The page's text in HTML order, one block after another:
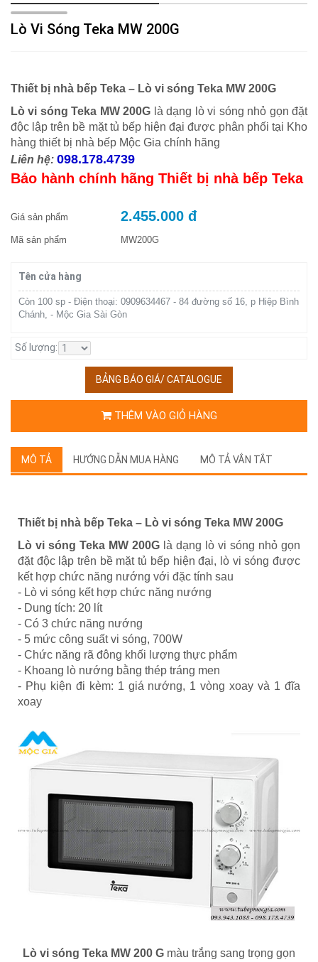
Lò Vi Sóng Teka MW 200G
Thiết bị nhà bếp Teka – Lò vi sóng Teka MW 200G
Lò vi sóng Teka MW 200G là dạng lò vi sóng nhỏ gọn đặt
độc lập trên bề mặt tủ bếp hiện đại được phân phối tại Kho
hàng thiết bị nhà bếp Mộc Gia chính hãng
Liên hệ: 098.178.4739
Bảo hành chính hãng Thiết bị nhà bếp Teka
Giá sản phẩm 2.455.000 đ
Mã sản phẩm MW200G
Tên cửa hàng
Còn 100 sp - Điện thoại: 0909634467 - 84 đường số 16, p Hiệp Bình
Chánh, - Mộc Gia Sài Gòn
Số lượng:
BẢNG BÁO GIÁ/ CATALOGUE
THÊM VÀO GIỎ HÀNG
MÔ TẢ HƯỚNG DẪN MUA HÀNG MÔ TẢ VẮN TẮT
Thiết bị nhà bếp Teka – Lò vi sóng Teka MW 200G
Lò vi sóng Teka MW 200G là dạng lò vi sóng nhỏ gọn
đặt độc lập trên bề mặt tủ bếp hiện đại, lò vi sóng được
kết hợp chức năng nướng với đặc tính sau
- Lò vi sóng kết hợp chức năng nướng
- Dung tích: 20 lít
- Có 3 chức năng nướng
- 5 mức công suất vi sóng, 700W
- Chức năng rã đông khối lượng thực phẩm
- Khoang lò nướng bằng thép tráng men
- Phụ kiện đi kèm: 1 giá nướng, 1 vòng xoay và 1 đĩa
xoay
Lò vi sóng Teka MW 200 G màu trắng sang trọng gọn